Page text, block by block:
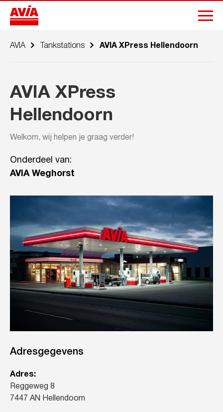
AVIA Tankstations AVIA XPress Hellendoorn
AVIA XPress
Hellendoorn
Welkom, wij helpen je graag verder!
Onderdeel van:
AVIA Weghorst
Adresgegevens
Adres:
Reggeweg 8
7447 AN Hellendoorn